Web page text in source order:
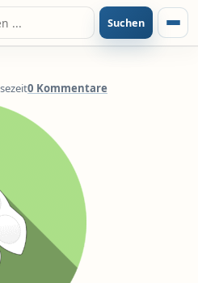
Suchen
0 Kommentare